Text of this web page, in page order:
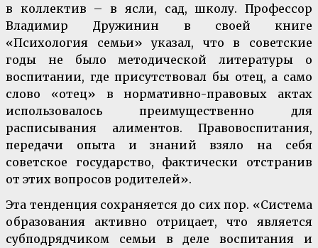
в коллектив – в ясли, сад, школу. Профессор
Владимир Дружинин в своей книге
«Психология семьи» указал, что в советские
годы не было методической литературы о
воспитании, где присутствовал бы отец, а само
слово «отец» в нормативно-правовых актах
использовалось преимущественно для
расписывания алиментов. Правовоспитания,
передачи опыта и знаний взяло на себя
советское государство, фактически отстранив
от этих вопросов родителей».
Эта тенденция сохраняется до сих пор. «Система
образования активно отрицает, что является
субподрядчиком семьи в деле воспитания и